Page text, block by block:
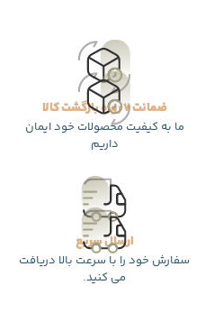
ضمانت 7 روزه بازگشت کالا
ما به کیفیت محصولات خود ایمان
داریم
ارسال سریع
سفارش خود را با سرعت بالا دریافت
می کنید.